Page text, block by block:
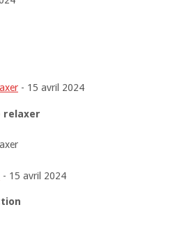
- 15 avril 2024
relaxer
- 15 avril 2024